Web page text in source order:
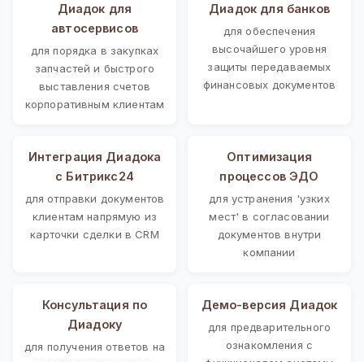
Диадок для
автосервисов
для порядка в закупках
запчастей и быстрого
выставления счетов
корпоративным клиентам
Диадок для банков
для обеспечения
высочайшего уровня
защиты передаваемых
финансовых документов
Интеграция Диадока
с Битрикс24
для отправки документов
клиентам напрямую из
карточки сделки в CRM
Оптимизация
процессов ЭДО
для устранения 'узких
мест' в согласовании
документов внутри
компании
Консультация по
Диадоку
для получения ответов на
Демо-версия Диадок
для предварительного
ознакомления с